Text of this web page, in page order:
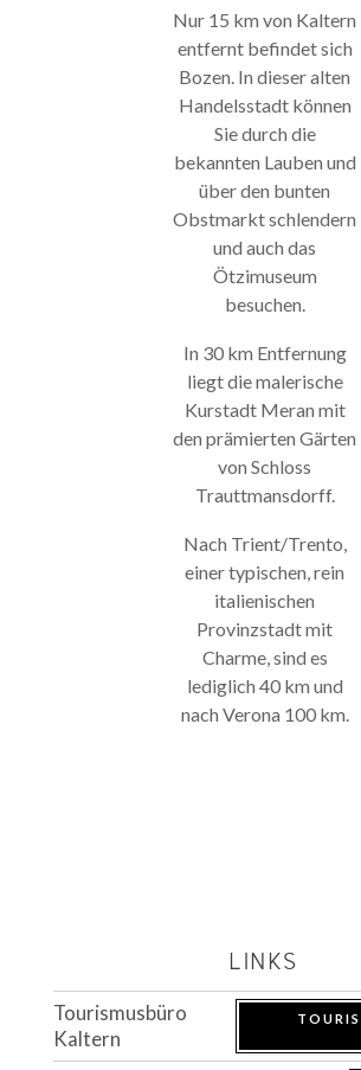
Nur 15 km von Kaltern
entfernt befindet sich
Bozen. In dieser alten
Handelsstadt können
Sie durch die
bekannten Lauben und
über den bunten
Obstmarkt schlendern
und auch das
Ötzimuseum
besuchen.
In 30 km Entfernung
liegt die malerische
Kurstadt Meran mit
den prämierten Gärten
von Schloss
Trauttmansdorff.
Nach Trient/Trento,
einer typischen, rein
italienischen
Provinzstadt mit
Charme, sind es
lediglich 40 km und
nach Verona 100 km.
Links
Tourismusbüro
Kaltern